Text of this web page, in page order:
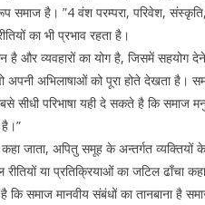
है। ”4 वंश परम्परा, परिवेश, संस्कृति,
का भी प्रभाव रहता है।
और व्यवहारों का योग है, जिसमें सहयोग
अपनी अभिलाषाओं को पूरा होते देखता है।
सीधी परिभाषा यही दे सकते है कि समाज
है।”
जाता, अपितु समूह के अन्तर्गत व्यक्तियों
या प्रतिक्रियाओं का जटिल ढाँचा
कि समाज मानवीय संबंधों का तानबाना है